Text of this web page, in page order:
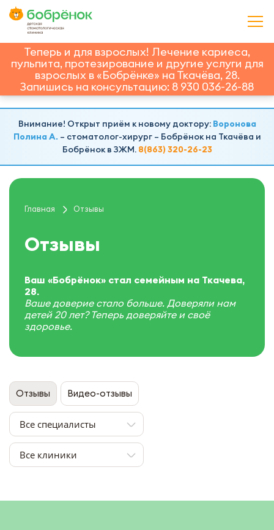
Теперь и для взрослых! Лечение кариеса,
пульпита, протезирование и другие услуги для
взрослых в «Бобрёнке» на Ткачёва, 28.
Запишись на консультацию: 8 930 036-26-88
Внимание! Открыт приём к новому доктору: Воронова
Полина А. – стоматолог-хирург – Бобрёнок на Ткачёва и
Бобрёнок в ЗЖМ. 8(863) 320-26-23
Главная Отзывы
Отзывы
Ваш «Бобрёнок» стал семейным на Ткачева,
28.
Ваше доверие стало больше. Доверяли нам
детей 20 лет? Теперь доверяйте и своё
здоровье.
Отзывы Видео-отзывы
Все специалисты
Все клиники